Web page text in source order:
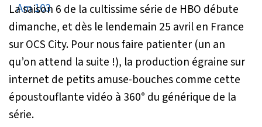
La saison 6 de la cultissime série de HBO débute
dimanche, et dès le lendemain 25 avril en France
sur OCS City. Pour nous faire patienter (un an
qu’on attend la suite !), la production égraine sur
internet de petits amuse-bouches comme cette
époustouflante vidéo à 360° du générique de la
série.